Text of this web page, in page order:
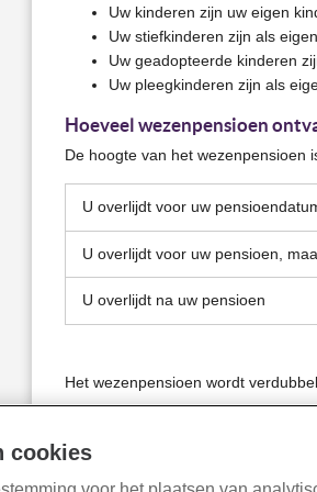
Uw kinderen zijn uw eigen
Uw stiefkinderen zijn als
Uw geadopteerde kinderen
Uw pleegkinderen zijn als
Hoeveel wezenpensioen
De hoogte van het wezenpensioen
U overlijdt voor uw
pensioenjaarloon is het
U overlijdt voor uw pensioen,
stopt. U moet wel aan
U overlijdt na uw pensioen
Ook ontvangt uw kind het
tot 1 januari 2026.
Het wezenpensioen wordt
Lees meer over overlijden
cookies